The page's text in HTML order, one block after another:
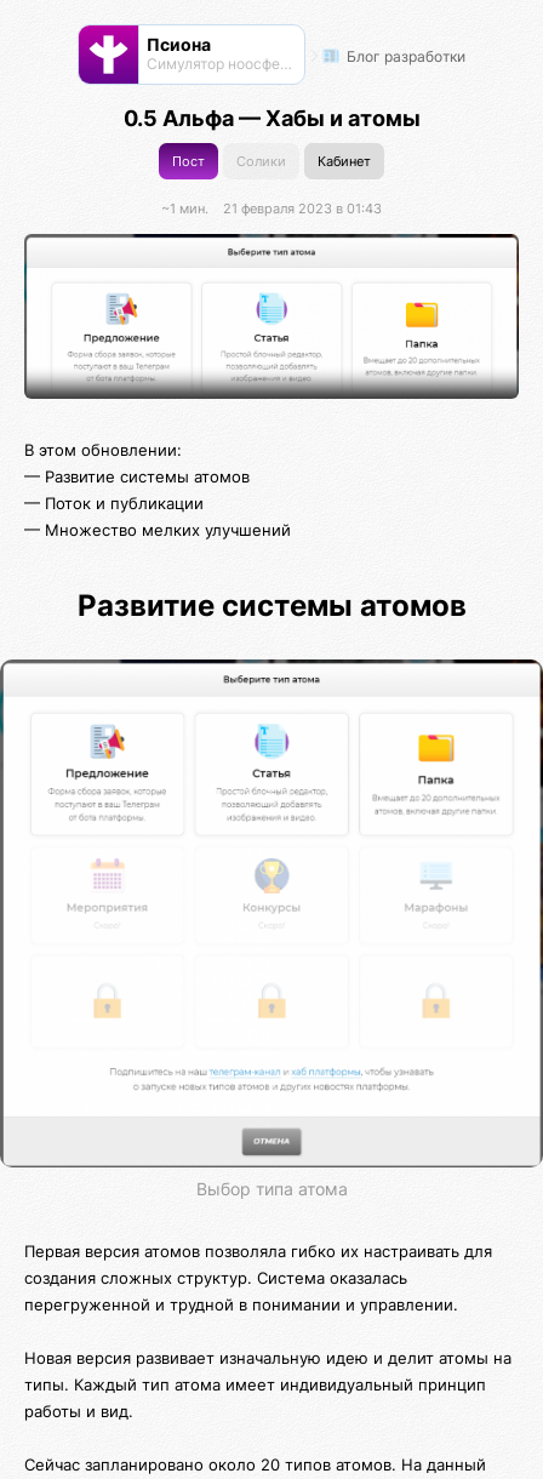
Псиона
Cимулятор ноосферы Блог разработки
0.5 Альфа — Хабы и атомы
Пост Солики Кабинет
~1 мин. 21 февраля 2023 в 01:43
В этом обновлении:
— Развитие системы атомов
— Поток и публикации
— Множество мелких улучшений
Развитие системы атомов
Выбор типа атома
Первая версия атомов позволяла гибко их настраивать для
создания сложных структур. Система оказалась
перегруженной и трудной в понимании и управлении.
Новая версия развивает изначальную идею и делит атомы на
типы. Каждый тип атома имеет индивидуальный принцип
работы и вид.
Сейчас запланировано около 20 типов атомов. На данный